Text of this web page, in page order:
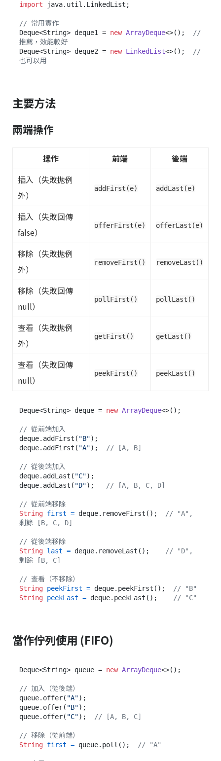
import java.util.LinkedList;
// 常用實作
Deque<String> deque1 = new ArrayDeque<>();
//
推薦，效能較好
Deque<String> deque2 = new LinkedList<>();
//
也可以用
主要方法
兩端操作
操作 前端
後端
插入（失敗拋例
外）
addFirst(e) addLast(e)
插入（失敗回傳
false）
offerFirst(e) offerLast(e)
移除（失敗拋例
外）
removeFirst() removeLast()
移除（失敗回傳
null）
pollFirst() pollLast()
查看（失敗拋例
外）
getFirst() getLast()
查看（失敗回傳
null）
peekFirst() peekLast()
Deque<String> deque = new ArrayDeque<>();
// 從前端加入
deque.addFirst( "B");
deque.addFirst( "A"); // [A, B]
// 從後端加入
deque.addLast( "C");
deque.addLast( "D"); // [A, B, C, D]
// 從前端移除
String first = deque.removeFirst();
// "A",
剩餘 [B, C, D]
// 從後端移除
String last = deque.removeLast();
// "D",
剩餘 [B, C]
// 查看（不移除）
String peekFirst = deque.peekFirst();
// "B"
String peekLast = deque.peekLast(); // "C"
當作佇列使用 (FIFO)
Deque<String> queue = new ArrayDeque<>();
// 加入（從後端）
queue.offer( "A");
queue.offer( "B");
queue.offer( "C"); // [A, B, C]
// 移除（從前端）
String first = queue.poll(); // "A"